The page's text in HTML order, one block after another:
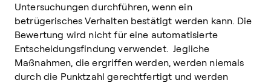
Untersuchungen durchführen, wenn ein
betrügerisches Verhalten bestätigt werden kann. Die
Bewertung wird nicht für eine automatisierte
Entscheidungsfindung verwendet. Jegliche
Maßnahmen, die ergriffen werden, werden niemals
durch die Punktzahl gerechtfertigt und werden